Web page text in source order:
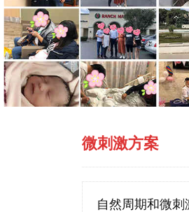
微刺激方案
自然周期和微刺